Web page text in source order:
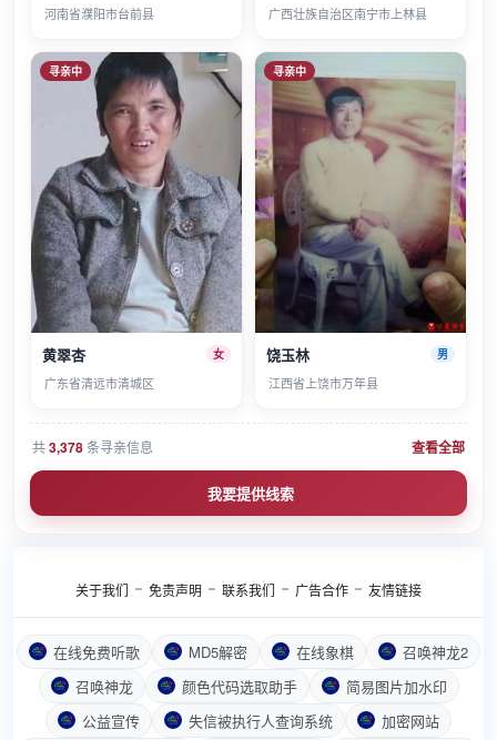
河南省濮阳市台前县 广西壮族自治区南宁市上林县
寻亲中
黄翠杏 女
广东省清远市清城区
寻亲中
饶玉林 男
江西省上饶市万年县
共3,378条寻亲信息 查看全部
我要提供线索
关于我们 免责声明 联系我们 广告合作 友情链接
在线免费听歌 MD5解密 在线象棋
召唤神龙2
召唤神龙
颜色代码选取助手
简易图片加水印
公益宣传
失信被执行人查询系统 加密网站